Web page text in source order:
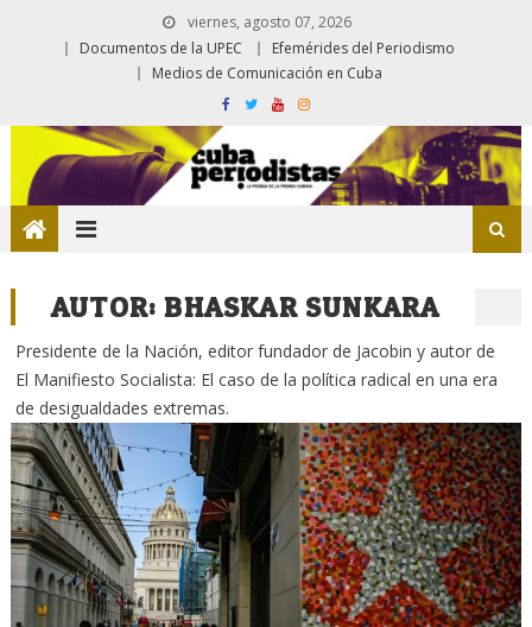
viernes, agosto 07, 2026
Documentos de la UPEC
Efemérides del Periodismo
Medios de Comunicación en Cuba
AUTOR:BHASKAR SUNKARA
Presidente de la Nación, editor fundador de Jacobin y autor de
El Manifiesto Socialista: El caso de la política radical en una era
de desigualdades extremas.